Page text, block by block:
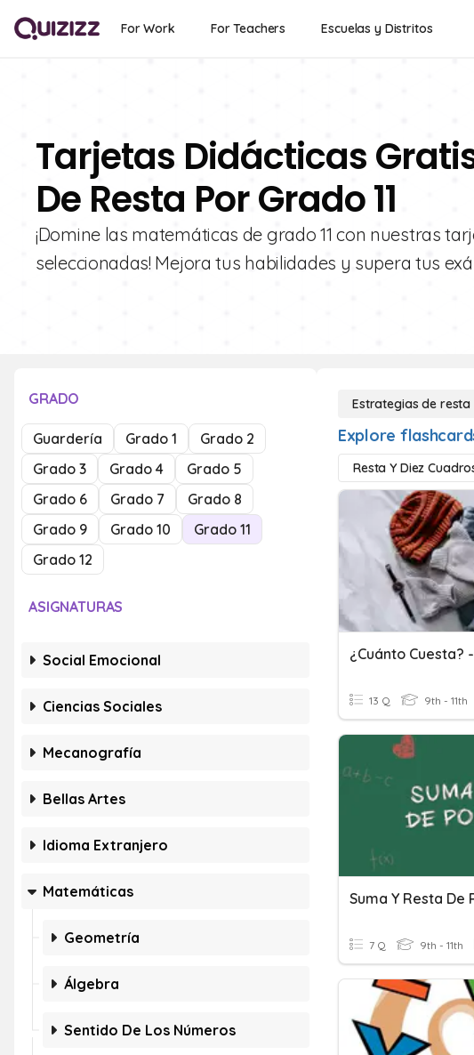
For Work For Teachers Escuelas y Distritos
Tarjetas Didácticas
De Resta Por Grado 11
¡Domine las matemáticas de grado 11 con nuestras
seleccionadas! Mejora tus habilidades y supera tus
GRADO
Guardería Grado 1
Grado 2
Grado 3
Grado 4
Grado 5
Grado 6
Grado 7
Grado 8
Grado 9
Grado 10
Grado 11
Grado 12
ASIGNATURAS
Social Emocional
Ciencias Sociales
Mecanografía
Bellas Artes
Idioma Extranjero
Matemáticas
Geometría
Álgebra
Sentido De Los Números
Estrategias de resta
Explore
Resta Y Diez
¿Cuánto Cuesta?
13 Q 9th - 11th
Suma Y Resta De
7 Q 9th - 11th